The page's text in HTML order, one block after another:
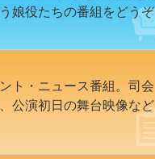
娘役たちの番組をどうぞ
ト・ニュース番組。司会
公演初日の舞台映像など